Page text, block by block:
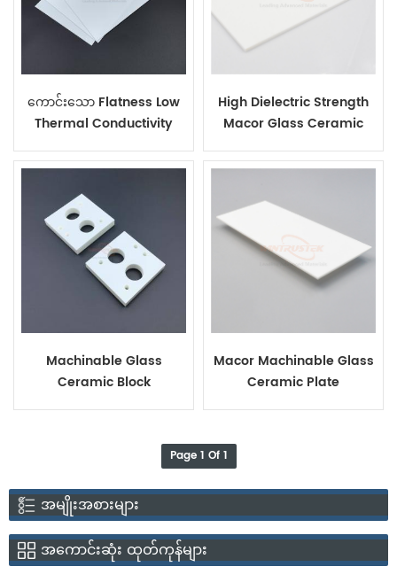
ကောင်းသော Flatness Low
Thermal Conductivity
High Dielectric Strength
Macor Glass Ceramic
Machinable Glass
Ceramic Block
Macor Machinable Glass
Ceramic Plate
Page 1 Of 1
အမျိုးအစားများ
အကောင်းဆုံး ထုတ်ကုန်များ